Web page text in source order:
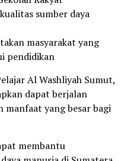
sumber daya
masyarakat yang
pendidikan
Al Washliyah Sumut,
dapat berjalan
manfaat yang besar bagi
membantu